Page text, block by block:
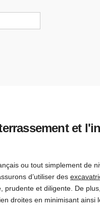
et
ou tout simplement de
d’utiliser des
prudente et diligente. De
droites en minimisant